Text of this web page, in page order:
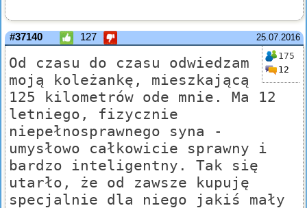
25.07.2016
#37140 127
175
12
Od czasu do czasu odwiedzam
moją koleżankę, mieszkającą
125 kilometrów ode mnie. Ma 12
letniego, fizycznie
niepełnosprawnego syna -
umysłowo całkowicie sprawny i
bardzo inteligentny. Tak się
utarło, że od zawsze kupuję
specjalnie dla niego jakiś mały